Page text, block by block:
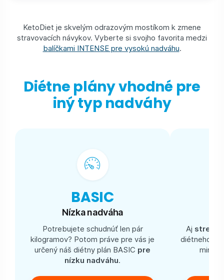
KetoDiet je skvelým odrazovým mostíkom k zmene
stravovacích návykov. Vyberte si svojho favorita medzi
balíčkami INTENSE pre vysokú nadváhu.
Diétne plány vhodné pre
iný typ nadváhy
BASIC
Nízka nadváha
Potrebujete schudnúť len pár
kilogramov? Potom práve pre vás je
určený náš diétny plán BASIC pre
nízku nadváhu.
Aj
diétneho